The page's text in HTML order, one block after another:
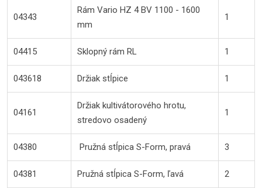
04343
Rám Vario HZ 4 BV 1100 - 1600
mm
1
04415 Sklopný rám RL 1
043618 Držiak stĺpice 1
04161
Držiak kultivátorového hrotu,
stredovo osadený
1
04380 Pružná stĺpica S-Form, pravá 3
04381 Pružná stĺpica S-Form, ľavá 2